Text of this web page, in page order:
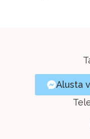
Alusta